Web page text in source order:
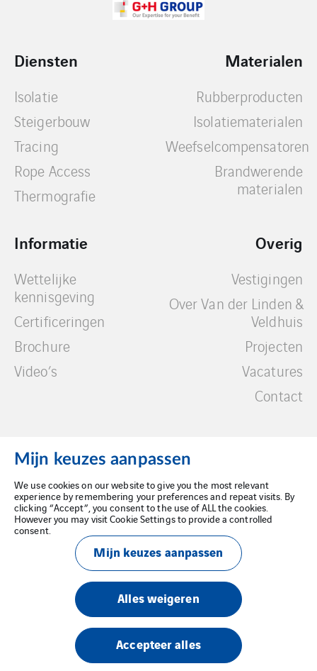
Diensten
Isolatie
Steigerbouw
Tracing
Rope Access
Thermografie
Materialen
Rubberproducten
Isolatiematerialen
Weefselcompensatoren
Brandwerende
materialen
Informatie
Wettelijke
kennisgeving
Certificeringen
Brochure
Video’s
Overig
Vestigingen
Over Van der Linden &
Veldhuis
Projecten
Vacatures
Contact
Wettelijke kennisgeving
Privacybeleid
Cookiebeleid
Mijn keuzes aanpassen
We use cookies on our website to give you the most relevant
experience by remembering your preferences and repeat visits. By
clicking “Accept”, you consent to the use of ALL the cookies.
However you may visit Cookie Settings to provide a controlled
consent.
Mijn keuzes aanpassen
Alles weigeren
Accepteer alles